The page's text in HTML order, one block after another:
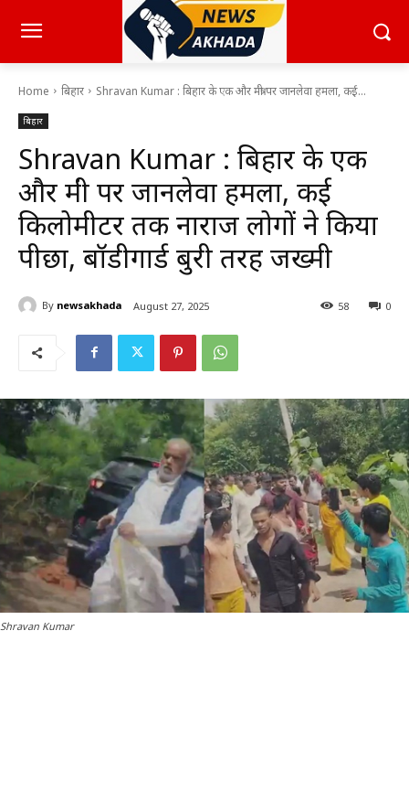
Home बिहार Shravan Kumar : बिहार के एक और मंत्री पर जानलेवा हमला, कई...
बिहार
Shravan Kumar : बिहार के एक
और मंत्री पर जानलेवा हमला, कई
किलोमीटर तक नाराज लोगों ने किया
पीछा, बॉडीगार्ड बुरी तरह जख्मी
By newsakhada August 27, 2025 0
58
Shravan Kumar